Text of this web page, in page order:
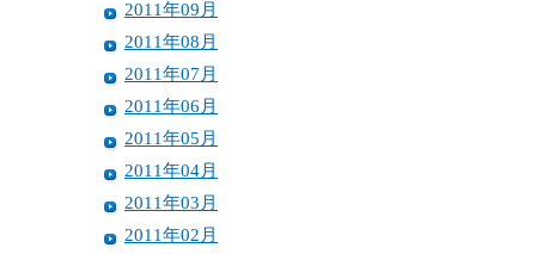
2011年09月
2011年08月
2011年07月
2011年06月
2011年05月
2011年04月
2011年03月
2011年02月